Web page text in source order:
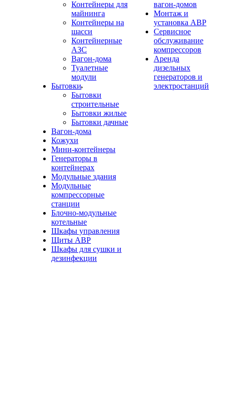
Контейнеры для
майнинга
Контейнеры на
шасси
Контейнерные
АЗС
Вагон-дома
Туалетные
модули
Бытовки
Бытовки
строительные
Бытовки жилые
Бытовки дачные
Вагон-дома
Кожухи
Мини-контейнеры
Генераторы в
контейнерах
Модульные здания
Модульные
компрессорные
станции
Блочно-модульные
котельные
Шкафы управления
Щиты АВР
Шкафы для сушки и
дезинфекции
вагон-домов
Монтаж и
установка АВР
Сервисное
обслуживание
компрессоров
Аренда
дизельных
генераторов и
электростанций